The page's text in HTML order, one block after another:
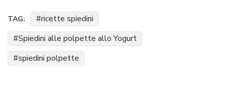
TAG:
ricette spiedini
Spiedini alle polpette allo Yogurt
spiedini polpette